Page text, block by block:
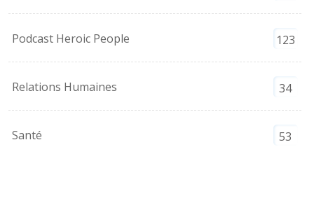
Podcast Heroic People 123
Relations Humaines 34
Santé 53